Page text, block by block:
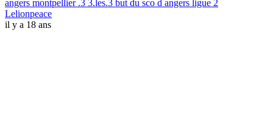
angers montpellier .3 3.les.3 but du sco d angers ligue 2
Lelionpeace
il y a 18 ans